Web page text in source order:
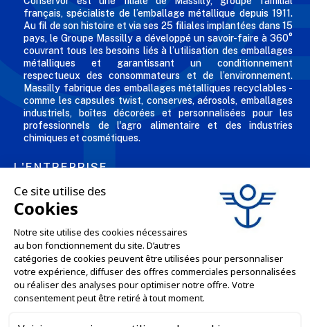
français, spécialiste de l’emballage métallique depuis 1911.
Au fil de son histoire et via ses 25 filiales implantées dans 15
pays, le Groupe Massilly a développé un savoir-faire à 360°
couvrant tous les besoins liés à l’utilisation des emballages
métalliques et garantissant un conditionnement
respectueux des consommateurs et de l’environnement.
Massilly fabrique des emballages métalliques recyclables -
comme les capsules twist, conserves, aérosols, emballages
industriels, boîtes décorées et personnalisées pour les
professionnels de l'agro alimentaire et des industries
chimiques et cosmétiques.
L'ENTREPRISE 
NOS OFFRES
SERVICES PRO
SERVICES VENTE EN LIGNE 